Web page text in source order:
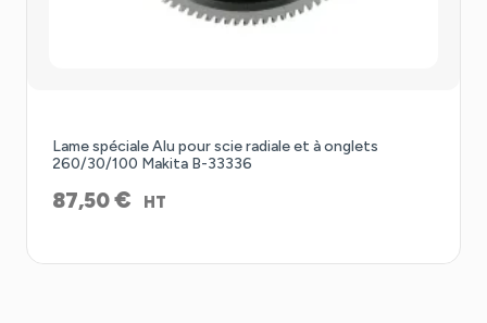
Lame spéciale Alu pour scie radiale et à onglets
260/30/100 Makita B-33336
87,50€ HT